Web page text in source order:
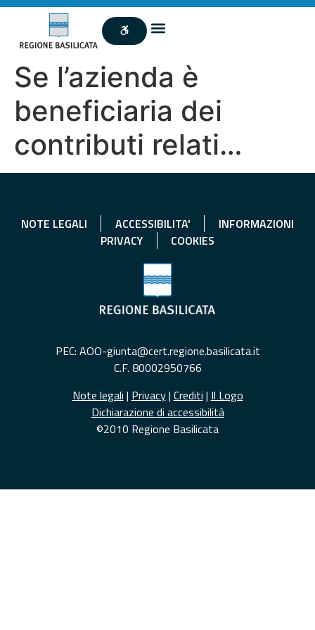
Se l’azienda è
beneficiaria dei
contributi relati…
NOTE LEGALI ACCESSIBILITA'
INFORMAZIONI
PRIVACY
COOKIES
PEC: AOO-giunta@cert.regione.basilicata.it
C.F. 80002950766
Note legali | Privacy| Crediti | Il Logo
Dichiarazione di accessibilità
©2010 Regione Basilicata